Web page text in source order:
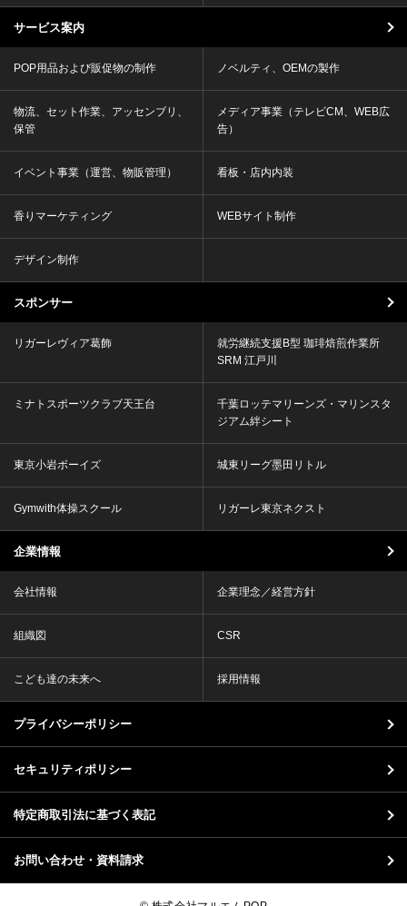
サービス案内
POP用品および販促物の制作 ノベルティ、OEMの製作
物流、セット作業、アッセンブリ、
保管
メディア事業（テレビCM、WEB広
告）
イベント事業（運営、物販管理） 看板・店内内装
香りマーケティング WEBサイト制作
デザイン制作
スポンサー
リガーレヴィア葛飾
就労継続支援B型 珈琲焙煎作業所
SRM 江戸川
ミナトスポーツクラブ天王台
千葉ロッテマリーンズ・マリンスタ
ジアム絆シート
東京小岩ボーイズ 城東リーグ墨田リトル
Gymwith体操スクール リガーレ東京ネクスト
企業情報
会社情報 企業理念／経営方針
組織図 CSR
こども達の未来へ 採用情報
プライバシーポリシー
セキュリティポリシー
特定商取引法に基づく表記
お問い合わせ・資料請求